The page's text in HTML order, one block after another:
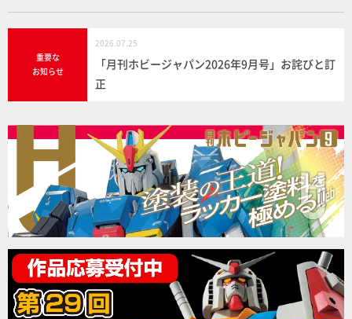
重要な
お知らせ
2026.07.25
「月刊ホビージャパン2026年9月号」お詫びと訂
正